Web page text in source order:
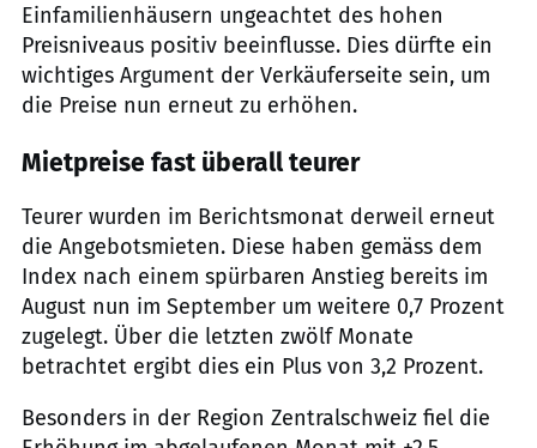
Einfamilienhäusern ungeachtet des hohen
Preisniveaus positiv beeinflusse. Dies dürfte ein
wichtiges Argument der Verkäuferseite sein, um
die Preise nun erneut zu erhöhen.
Mietpreise fast überall teurer
Teurer wurden im Berichtsmonat derweil erneut
die Angebotsmieten. Diese haben gemäss dem
Index nach einem spürbaren Anstieg bereits im
August nun im September um weitere 0,7 Prozent
zugelegt. Über die letzten zwölf Monate
betrachtet ergibt dies ein Plus von 3,2 Prozent.
Besonders in der Region Zentralschweiz fiel die